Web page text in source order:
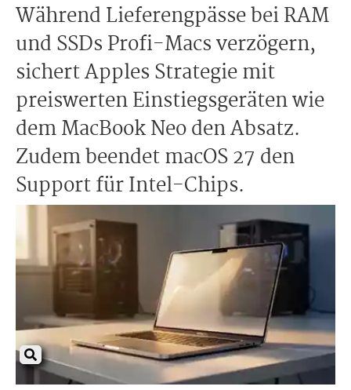
Während Lieferengpässe bei RAM
und SSDs Profi-Macs verzögern,
sichert Apples Strategie mit
preiswerten Einstiegsgeräten wie
dem MacBook Neo den Absatz.
Zudem beendet macOS 27 den
Support für Intel-Chips.